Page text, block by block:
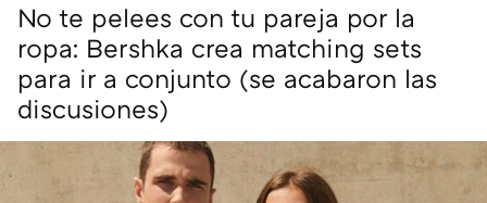
No te pelees con tu pareja por la
ropa: Bershka crea matching sets
para ir a conjunto (se acabaron las
discusiones)